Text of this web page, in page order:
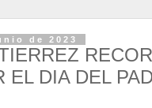
de 2023
EL DIA DEL